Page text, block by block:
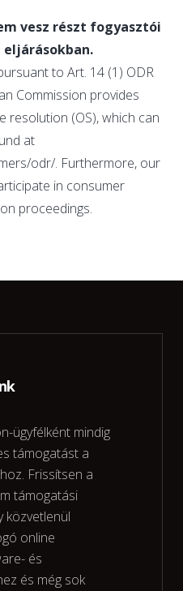
vesz részt fogyasztói
to Art. 14 (1) ODR
Commission provides
resolution (OS), which can
at
odr/. Furthermore, our
in consumer
proceedings.
ügyfélként mindig
támogatást a
Frissítsen a
támogatási
közvetlenül
online
és
és még sok